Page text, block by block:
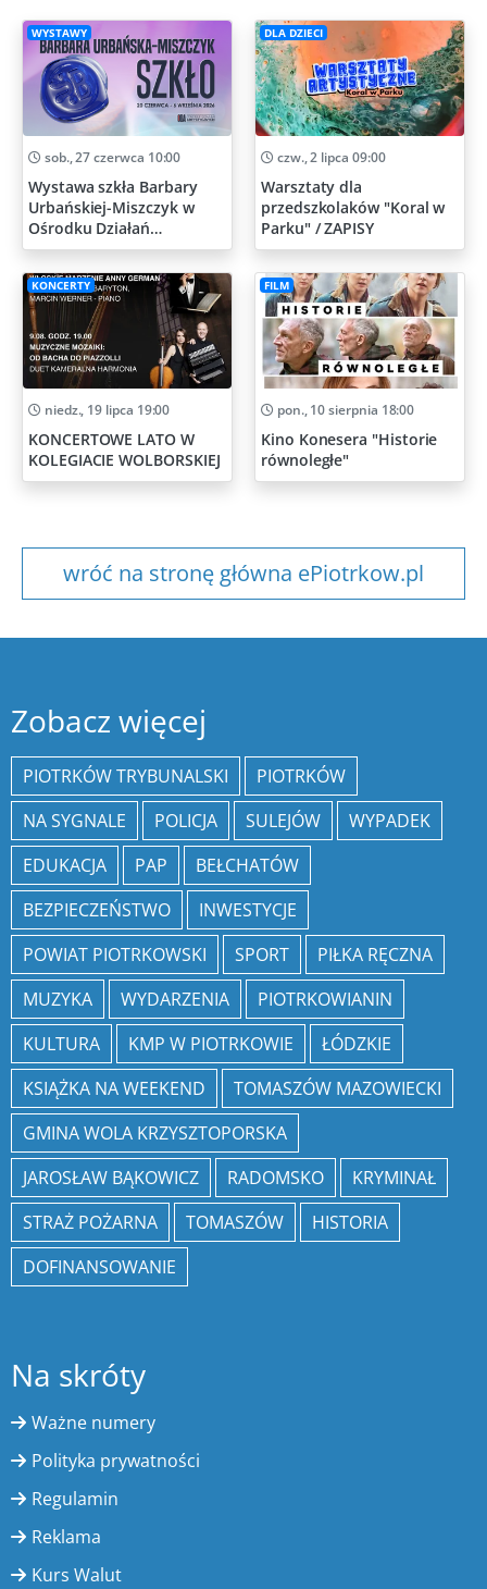
WYSTAWY
sob., 27 czerwca 10:00
Wystawa szkła Barbary
Urbańskiej-Miszczyk w
Ośrodku Działań
Artystycznych
DLA DZIECI
czw., 2 lipca 09:00
Warsztaty dla
przedszkolaków "Koral w
Parku" / ZAPISY
KONCERTY
niedz., 19 lipca 19:00
KONCERTOWE LATO W
KOLEGIACIE WOLBORSKIEJ
FILM
pon., 10 sierpnia 18:00
Kino Konesera "Historie
równoległe"
wróć na stronę główna ePiotrkow.pl
Zobacz więcej
PIOTRKÓW TRYBUNALSKI
PIOTRKÓW
NA SYGNALE
POLICJA SULEJÓW
WYPADEK
EDUKACJA
PAP
BEŁCHATÓW
BEZPIECZEŃSTWO
INWESTYCJE
POWIAT PIOTRKOWSKI
SPORT
PIŁKA RĘCZNA
MUZYKA
WYDARZENIA
PIOTRKOWIANIN
KULTURA
KMP W PIOTRKOWIE
ŁÓDZKIE
KSIĄŻKA NA WEEKEND
TOMASZÓW MAZOWIECKI
GMINA WOLA KRZYSZTOPORSKA
JAROSŁAW BĄKOWICZ
RADOMSKO
KRYMINAŁ
STRAŻ POŻARNA
TOMASZÓW
HISTORIA
DOFINANSOWANIE
Na skróty
Ważne numery
Polityka prywatności
Regulamin
Reklama
Kurs Walut